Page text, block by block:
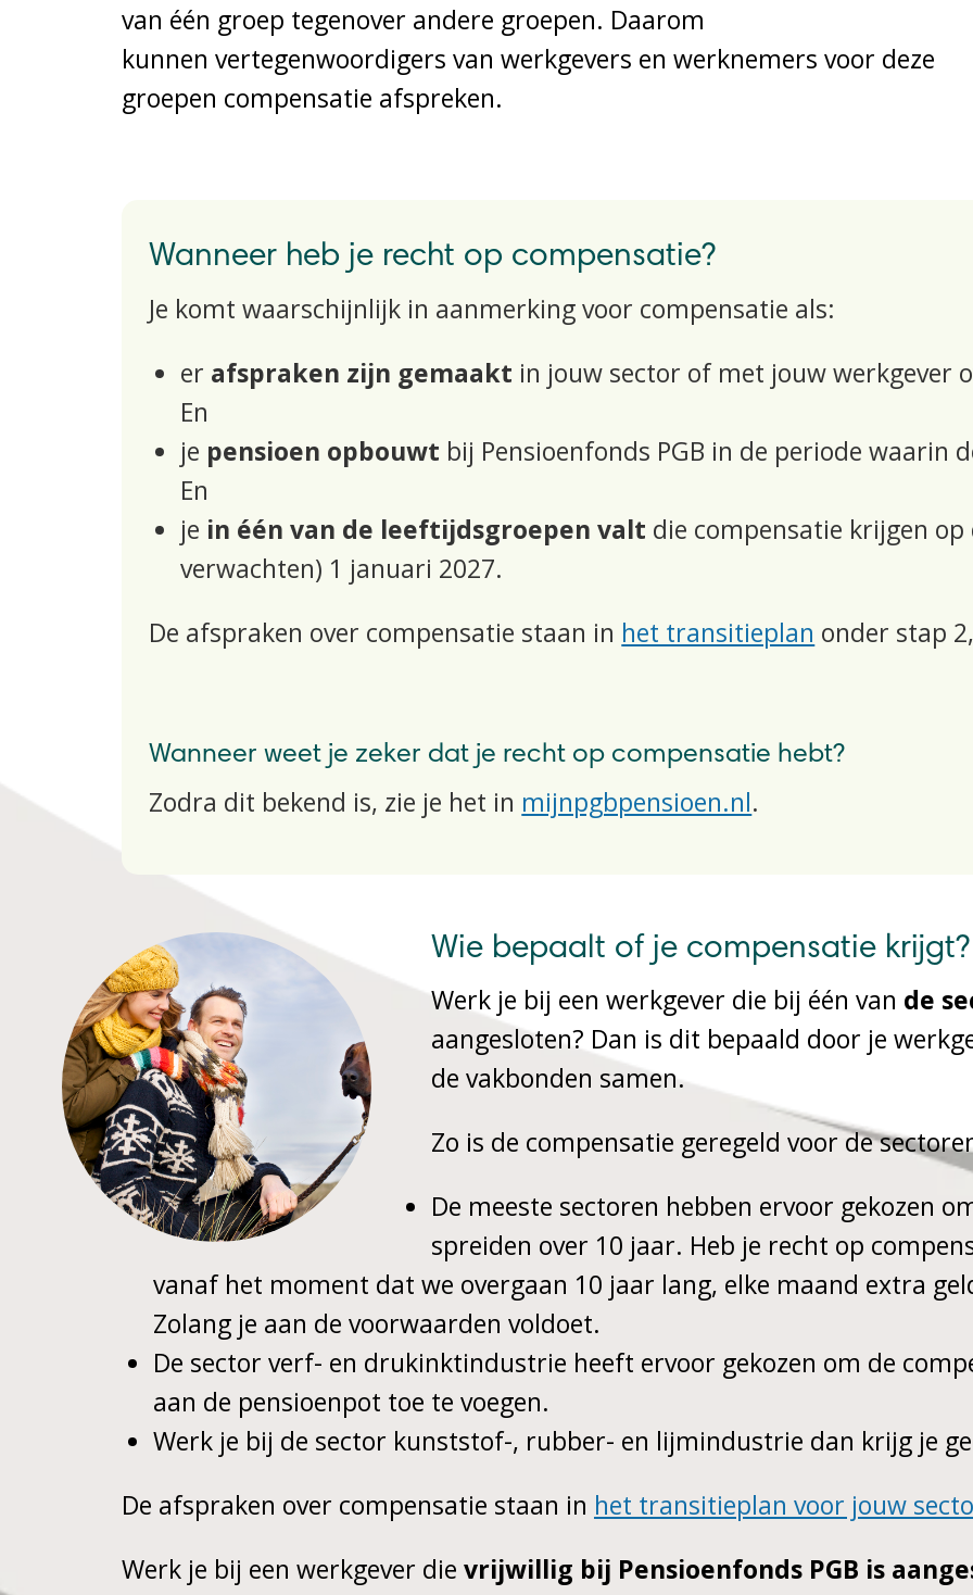
van één groep tegenover andere groepen. Daarom
kunnen vertegenwoordigers van werkgevers en werknemers voor deze
groepen compensatie afspreken.
Wanneer heb je recht op compensatie?
Je komt waarschijnlijk in aanmerking voor compensatie als:
er afspraken zijn gemaakt in jouw sector of met jouw werkgever
En
je pensioen opbouwt bij Pensioenfonds PGB in de periode waarin
En
je in één van de leeftijdsgroepen valt die compensatie krijgen op
verwachten) 1 januari 2027.
De afspraken over compensatie staan in het transitieplan onder stap
Wanneer weet je zeker dat je recht op compensatie hebt?
Zodra dit bekend is, zie je het in mijnpgbpensioen.nl.
Wie bepaalt of je compensatie krijgt?
Werk je bij een werkgever die bij één van de
aangesloten? Dan is dit bepaald door je
de vakbonden samen.
Zo is de compensatie geregeld voor de
De meeste sectoren hebben ervoor gekozen
spreiden over 10 jaar. Heb je recht op
vanaf het moment dat we overgaan 10 jaar lang, elke maand extra
Zolang je aan de voorwaarden voldoet.
De sector verf- en drukinktindustrie heeft ervoor gekozen om de
aan de pensioenpot toe te voegen.
Werk je bij de sector kunststof-, rubber- en lijmindustrie dan krijg je
De afspraken over compensatie staan in het transitieplan voor jouw
Werk je bij een werkgever die vrijwillig bij Pensioenfonds PGB is